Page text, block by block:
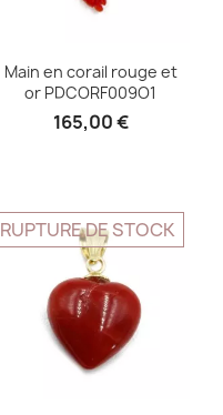
Main en corail rouge et
or PDCORF009O1
165,00 €
RUPTURE DE STOCK